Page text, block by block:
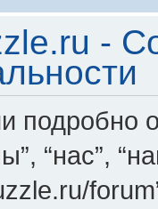
-
подробно
“нас”,